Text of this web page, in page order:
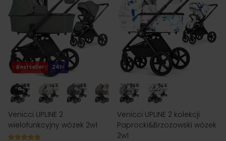
Bestseller 24h!
Venicci UPLINE 2
wielofunkcyjny wózek 2w1
Venicci UPLINE 2 kolekcji
Paprocki&Brzozowski wózek
2w1